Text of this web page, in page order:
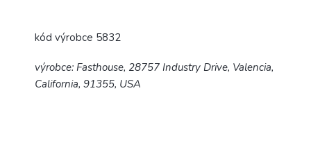
kód výrobce 5832
výrobce: Fasthouse, 28757 Industry Drive, Valencia,
California, 91355, USA